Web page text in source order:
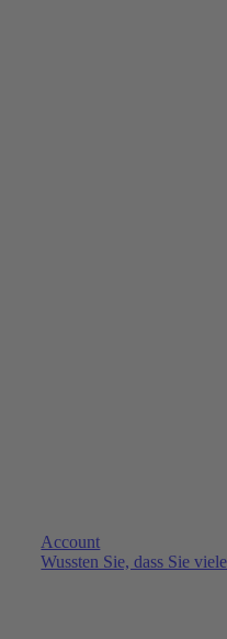
Account
Wussten Sie, dass Sie